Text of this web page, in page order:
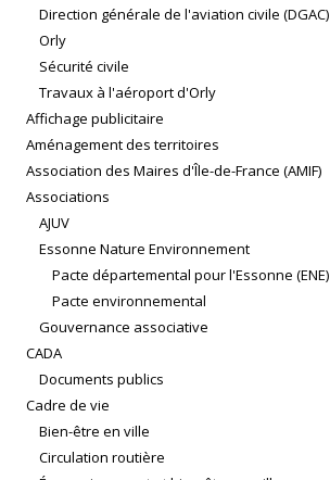
Direction générale de l'aviation civile (DGAC)
Orly
Sécurité civile
Travaux à l'aéroport d'Orly
Affichage publicitaire
Aménagement des territoires
Association des Maires d'Île-de-France (AMIF)
Associations
AJUV
Essonne Nature Environnement
Pacte départemental pour l'Essonne (ENE)
Pacte environnemental
Gouvernance associative
CADA
Documents publics
Cadre de vie
Bien-être en ville
Circulation routière